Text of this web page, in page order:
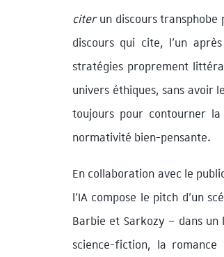
citerun discours transphobe
discours qui cite, l’un
stratégies proprement
univers éthiques, sans avoir
toujours pour contourner
normativité bien-pensante.
En collaboration avec le
l’IA compose le pitch d’un
Barbie et Sarkozy – dans
science-fiction, la